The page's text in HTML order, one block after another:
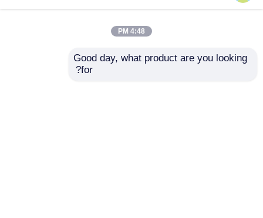
4:48 PM
Good day, what product are you looking
for?